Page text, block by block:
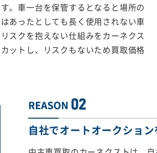
。車一台を保管するとなると場所の
あったとしても長く使用されない車
スクを抱えない仕組みをカーネクス
ットし、リスクもないため買取価格
自社でオートオークション